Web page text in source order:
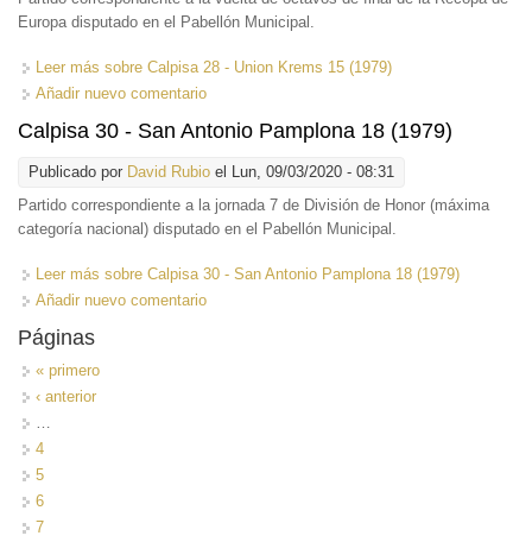
Europa disputado en el Pabellón Municipal.
Leer más sobre Calpisa 28 - Union Krems 15 (1979)
Añadir nuevo comentario
Calpisa 30 - San Antonio Pamplona 18 (1979)
Publicado por David Rubio el Lun, 09/03/2020 - 08:31
Partido correspondiente a la jornada 7 de División de Honor (máxima
categoría nacional) disputado en el Pabellón Municipal.
Leer más sobre Calpisa 30 - San Antonio Pamplona 18 (1979)
Añadir nuevo comentario
Páginas
« primero
‹ anterior
4
5
6
7